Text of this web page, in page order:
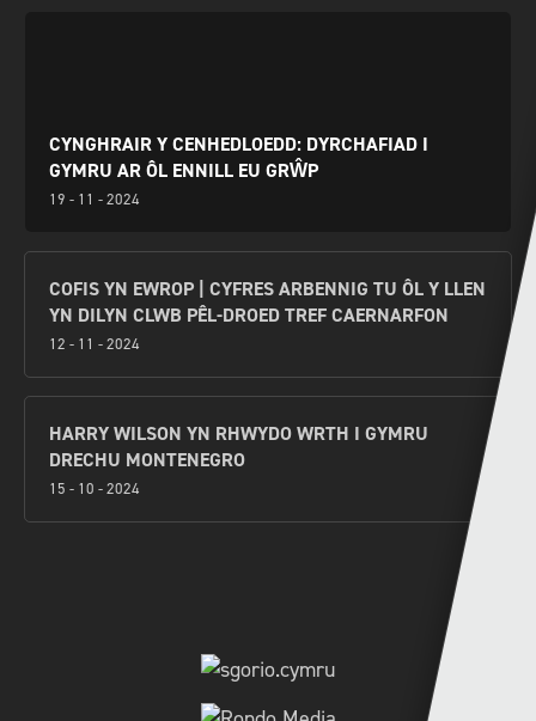
CYNGHRAIR Y CENHEDLOEDD: DYRCHAFIAD I
GYMRU AR ÔL ENNILL EU GRŴP
19 - 11 - 2024
COFIS YN EWROP | CYFRES ARBENNIG TU ÔL Y LLEN
YN DILYN CLWB PÊL-DROED TREF CAERNARFON
12 - 11 - 2024
HARRY WILSON YN RHWYDO WRTH I GYMRU
DRECHU MONTENEGRO
15 - 10 - 2024